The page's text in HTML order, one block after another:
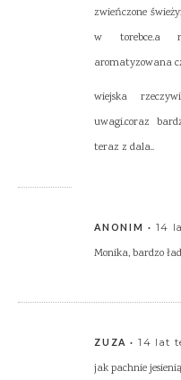
zwieńczone
w torebce.a
aromatyzowana
wiejska
uwagi.coraz
teraz z dala..
ANONIM 14
Monika, bardzo
ZUZA 14 lat
jak pachnie